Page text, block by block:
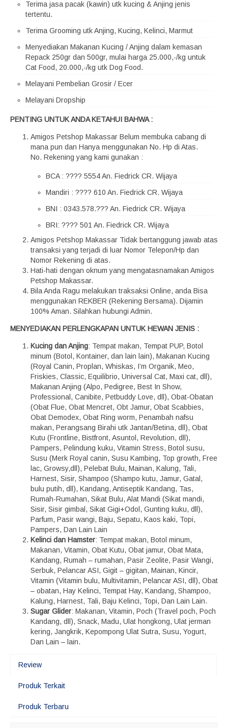
Terima jasa pacak (kawin) utk kucing & Anjing jenis
tertentu.
Terima Grooming utk Anjing, Kucing, Kelinci, Marmut
Menyediakan Makanan Kucing / Anjing dalam kemasan
Repack 250gr dan 500gr, mulai harga 25.000,-/kg untuk
Cat Food, 20.000,-/kg utk Dog Food.
Melayani Pembelian Grosir / Ecer
Melayani Dropship
PENTING UNTUK ANDA KETAHUI BAHWA :
Amigos Petshop Makassar Belum membuka cabang di
mana pun dan Hanya menggunakan No. Hp di Atas.
No. Rekening yang kami gunakan :
BCA : ???? 5554 An. Fiedrick CR. Wijaya
Mandiri : ???? 610 An. Fiedrick CR. Wijaya
BNI : 0343.578.??? An. Fiedrick CR. Wijaya
BRI: ???? 501 An. Fiedrick CR. Wijaya
Amigos Petshop Makassar Tidak bertanggung jawab atas
transaksi yang terjadi di luar Nomor Telepon/Hp dan
Nomor Rekening di atas.
Hati-hati dengan oknum yang mengatasnamakan Amigos
Petshop Makassar.
Bila Anda Ragu melakukan traksaksi Online, anda Bisa
menggunakan REKBER (Rekening Bersama). Dijamin
100% Aman. Silahkan hubungi Admin.
MENYEDIAKAN PERLENGKAPAN UNTUK HEWAN JENIS :
Kucing dan Anjing: Tempat makan, Tempat PUP, Botol
minum (Botol, Kontainer, dan lain lain), Makanan Kucing
(Royal Canin, Proplan, Whiskas, I’m Organik, Meo,
Friskies, Classic, Equilibrio, Universal Cat, Maxi cat, dll),
Makanan Anjing (Alpo, Pedigree, Best In Show,
Professional, Canibite, Petbuddy Love, dll), Obat-Obatan
(Obat Flue, Obat Mencret, Obt Jamur, Obat Scabbies,
Obat Demodex, Obat Ring worm, Penambah nafsu
makan, Perangsang Birahi utk Jantan/Betina, dll), Obat
Kutu (Frontline, Bistfront, Asuntol, Revolution, dll),
Pampers, Pelindung kuku, Vitamin Stress, Botol susu,
Susu (Merk Royal canin, Susu Kambing, Top growth, Free
lac, Growsy,dll), Pelebat Bulu, Mainan, Kalung, Tali,
Harnest, Sisir, Shampoo (Shampo kutu, Jamur, Gatal,
bulu putih, dll), Kandang, Antiseptik Kandang, Tas,
Rumah-Rumahan, Sikat Bulu, Alat Mandi (Sikat mandi,
Sisir, Sisir gimbal, Sikat Gigi+Odol, Gunting kuku, dll),
Parfum, Pasir wangi, Baju, Sepatu, Kaos kaki, Topi,
Pampers, Dan Lain Lain
Kelinci dan Hamster: Tempat makan, Botol minum,
Makanan, Vitamin, Obat Kutu, Obat jamur, Obat Mata,
Kandang, Rumah – rumahan, Pasir Zeolite, Pasir Wangi,
Serbuk, Pelancar ASI, Gigit – gigitan, Mainan, Kincir,
Vitamin (Vitamin bulu, Multivitamin, Pelancar ASI, dll), Obat
– obatan, Hay Kelinci, Tempat Hay, Kandang, Shampoo,
Kalung, Harnest, Tali, Baju Kelinci, Topi, Dan Lain Lain.
Sugar Glider: Makanan, Vitamin, Poch (Travel poch, Poch
Kandang, dll), Snack, Madu, Ulat hongkong, Ulat jerman
kering, Jangkrik, Kepompong Ulat Sutra, Susu, Yogurt,
Dan Lain – lain.
Review
Produk Terkait
Produk Terbaru